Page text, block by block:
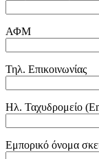
ΑΦΜ
Τηλ. Επικοινωνίας
Ηλ. Ταχυδρομείο
Εμπορικό όνομα